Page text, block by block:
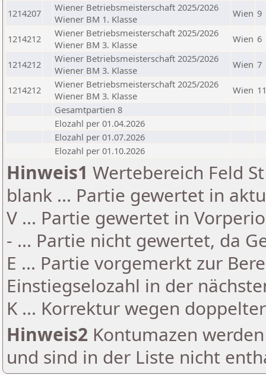
1214207
Wiener Betriebsmeisterschaft 2025/2026
Wiener BM 1. Klasse
Wien 9
1214212
Wiener Betriebsmeisterschaft 2025/2026
Wiener BM 3. Klasse
Wien 6
1214212
Wiener Betriebsmeisterschaft 2025/2026
Wiener BM 3. Klasse
Wien 7
1214212
Wiener Betriebsmeisterschaft 2025/2026
Wiener BM 3. Klasse
Wien 11
Gesamtpartien 8
Elozahl per 01.04.2026
Elozahl per 01.07.2026
Elozahl per 01.10.2026
Hinweis1 Wertebereich Feld
blank ... Partie gewertet in
V ... Partie gewertet in
- ... Partie nicht gewertet, da
E ... Partie vorgemerkt zur
Einstiegselozahl in der
K ... Korrektur wegen
Hinweis2 Kontumazen
und sind in der Liste nicht